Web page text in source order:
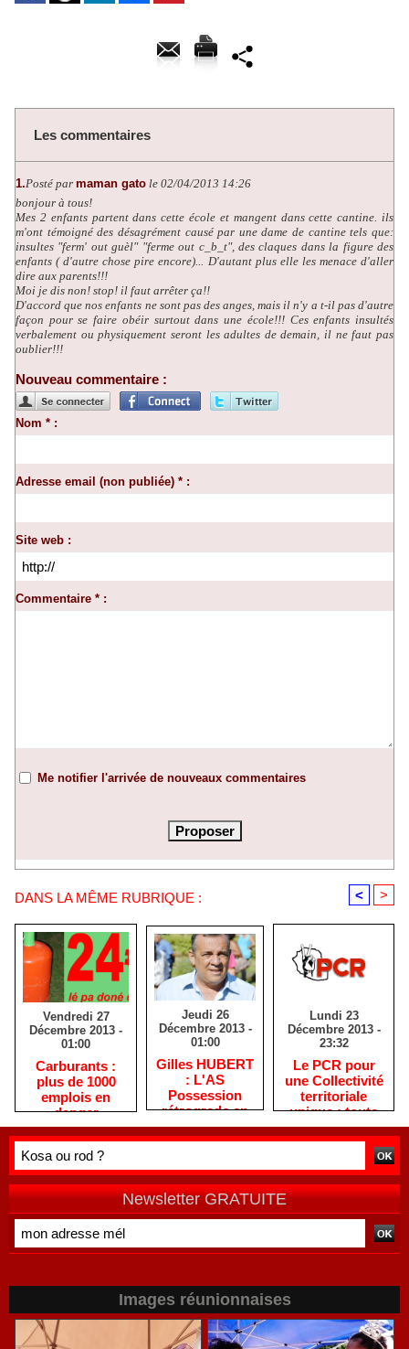
Les commentaires
1.Posté par maman gato le 02/04/2013 14:26
bonjour à tous!
Mes 2 enfants partent dans cette école et mangent dans cette cantine. ils
m'ont témoigné des désagrément causé par une dame de cantine tels que:
insultes "ferm' out guèl" "ferme out c_b_t", des claques dans la figure des
enfants ( d'autre chose pire encore)... D'autant plus elle les menace d'aller
dire aux parents!!!
Moi je dis non! stop! il faut arrêter ça!!
D'accord que nos enfants ne sont pas des anges, mais il n'y a t-il pas d'autre
façon pour se faire obéir surtout dans une école!!! Ces enfants insultés
verbalement ou physiquement seront les adultes de demain, il ne faut pas
oublier!!!
Nouveau commentaire :
Nom * :
Adresse email (non publiée) * :
Site web :
Commentaire * :
Me notifier l'arrivée de nouveaux commentaires
DANS LA MÊME RUBRIQUE : < >
Vendredi 27
Décembre 2013 -
01:00
Carburants :
plus de 1000
emplois en
danger
Jeudi 26
Décembre 2013 -
01:00
Gilles HUBERT
: L'AS
Possession
rétrograde en
deuxième
division
Lundi 23
Décembre 2013 -
23:32
Le PCR pour
une Collectivité
territoriale
unique : toute
autre prise de
position ne peut
qu'individuelle
Newsletter GRATUITE
Images réunionnaises